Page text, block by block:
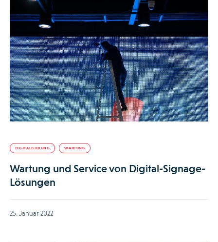
DIGITALISIERUNG WARTUNG
Wartung und Service von Digital-Signage-
Lösungen
25. Januar 2022